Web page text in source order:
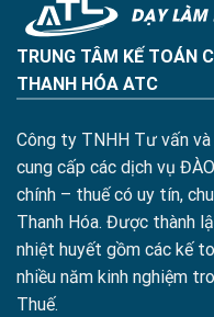
TRUNG TÂM KẾ TOÁN
THANH HÓA ATC
Công ty TNHH Tư vấn
cung cấp các dịch vụ
chính – thuế có uy tín,
Thanh Hóa. Được thành
nhiệt huyết gồm các kế
nhiều năm kinh nghiệm
Thuế.